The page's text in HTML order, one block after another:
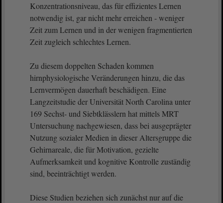
Konzentrationsniveau, das für effizientes Lernen
notwendig ist, gar nicht mehr erreichen - weniger
Zeit zum Lernen und in der wenigen fragmentierten
Zeit zugleich schlechtes Lernen.
Zu diesem doppelten Schaden kommen
hirnphysiologische Veränderungen hinzu, die das
Lernvermögen dauerhaft beschädigen. Eine
Langzeitstudie der Universität North Carolina unter
169 Sechst- und Siebtklässlern hat mittels MRT
Untersuchung nachgewiesen, dass bei ausgeprägter
Nutzung sozialer Medien in dieser Altersgruppe die
Gehirnareale, die für Motivation, gezielte
Aufmerksamkeit und kognitive Kontrolle zuständig
sind, beeinträchtigt werden.
Diese Studien beziehen sich zunächst nur auf die